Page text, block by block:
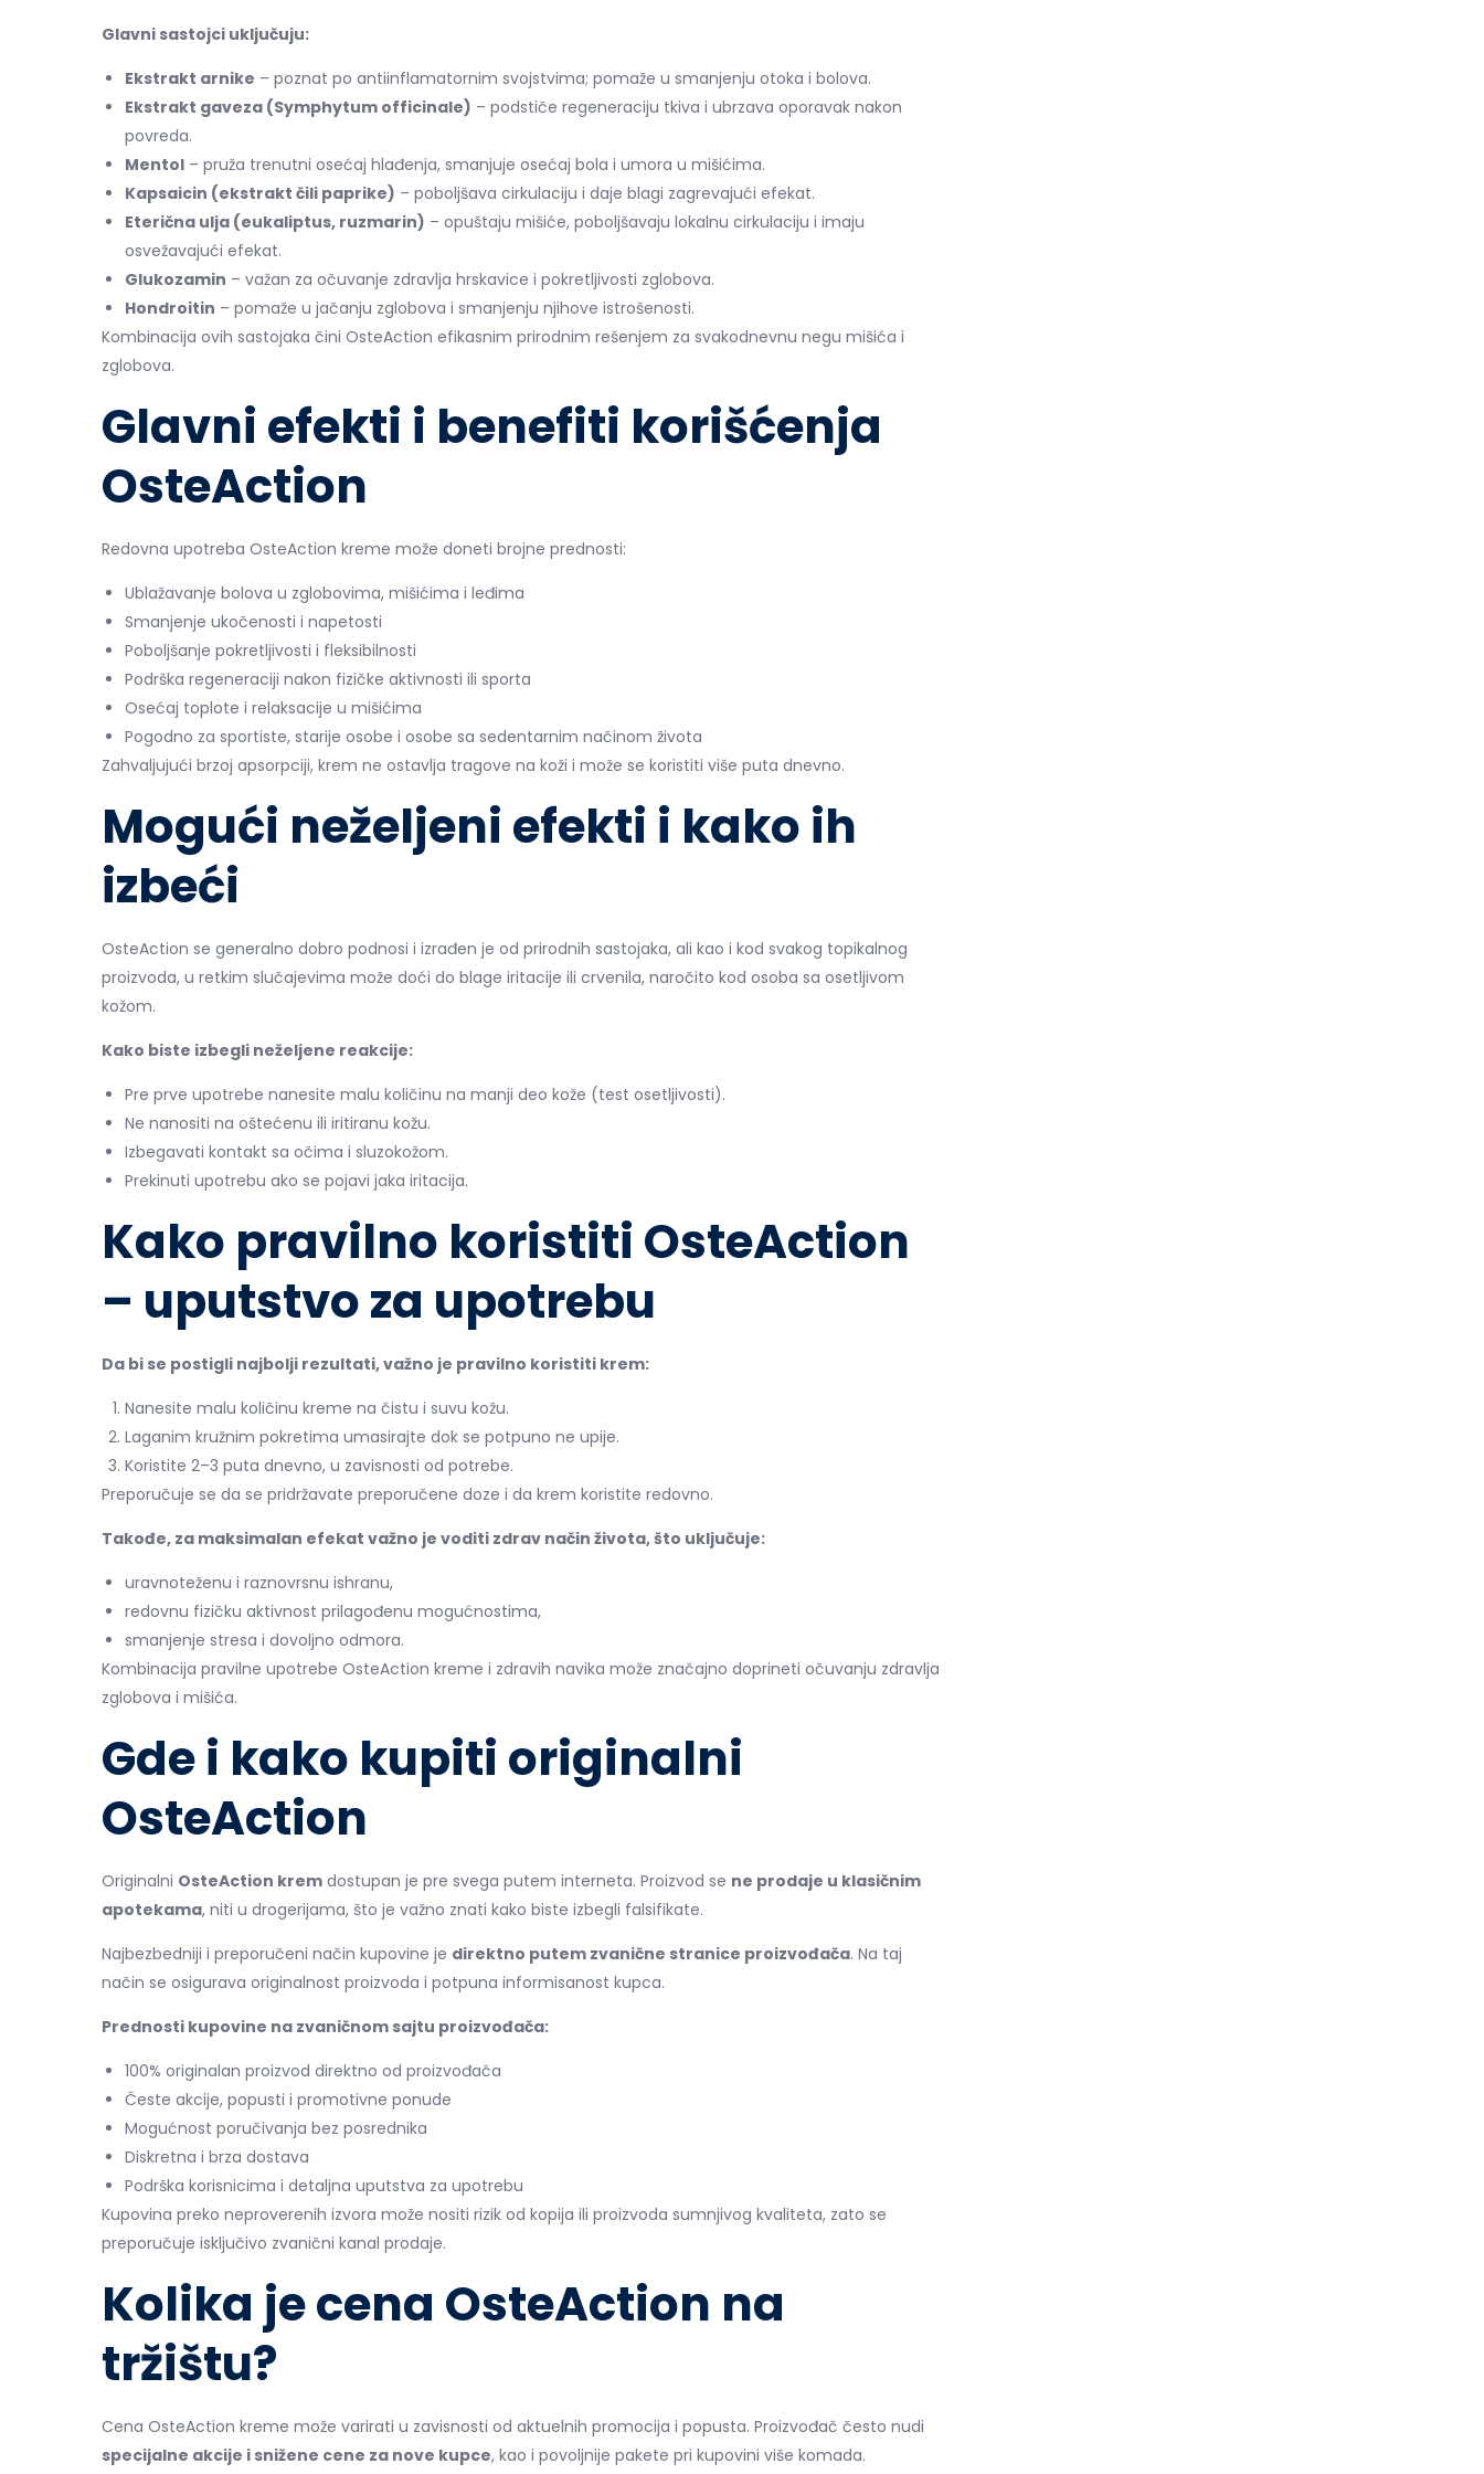
Glavni sastojci uključuju:
Ekstrakt arnike – poznat po antiinflamatornim svojstvima; pomaže u smanjenju otoka i bolova.
Ekstrakt gaveza (Symphytum officinale) – podstiče regeneraciju tkiva i ubrzava oporavak nakon
povreda.
Mentol – pruža trenutni osećaj hlađenja, smanjuje osećaj bola i umora u mišićima.
Kapsaicin (ekstrakt čili paprike) – poboljšava cirkulaciju i daje blagi zagrevajući efekat.
Eterična ulja (eukaliptus, ruzmarin) – opuštaju mišiće, poboljšavaju lokalnu cirkulaciju i imaju
osvežavajući efekat.
Glukozamin – važan za očuvanje zdravlja hrskavice i pokretljivosti zglobova.
Hondroitin – pomaže u jačanju zglobova i smanjenju njihove istrošenosti.
Kombinacija ovih sastojaka čini OsteAction efikasnim prirodnim rešenjem za svakodnevnu negu mišića i
zglobova.
Glavni efekti i benefiti korišćenja
OsteAction
Redovna upotreba OsteAction kreme može doneti brojne prednosti:
Ublažavanje bolova u zglobovima, mišićima i leđima
Smanjenje ukočenosti i napetosti
Poboljšanje pokretljivosti i fleksibilnosti
Podrška regeneraciji nakon fizičke aktivnosti ili sporta
Osećaj toplote i relaksacije u mišićima
Pogodno za sportiste, starije osobe i osobe sa sedentarnim načinom života
Zahvaljujući brzoj apsorpciji, krem ne ostavlja tragove na koži i može se koristiti više puta dnevno.
Mogući neželjeni efekti i kako ih
izbeći
OsteAction se generalno dobro podnosi i izrađen je od prirodnih sastojaka, ali kao i kod svakog topikalnog
proizvoda, u retkim slučajevima može doći do blage iritacije ili crvenila, naročito kod osoba sa osetljivom
kožom.
Kako biste izbegli neželjene reakcije:
Pre prve upotrebe nanesite malu količinu na manji deo kože (test osetljivosti).
Ne nanositi na oštećenu ili iritiranu kožu.
Izbegavati kontakt sa očima i sluzokožom.
Prekinuti upotrebu ako se pojavi jaka iritacija.
Kako pravilno koristiti OsteAction
– uputstvo za upotrebu
Da bi se postigli najbolji rezultati, važno je pravilno koristiti krem:
Nanesite malu količinu kreme na čistu i suvu kožu.
Laganim kružnim pokretima umasirajte dok se potpuno ne upije.
Koristite 2–3 puta dnevno, u zavisnosti od potrebe.
Preporučuje se da se pridržavate preporučene doze i da krem koristite redovno.
Takođe, za maksimalan efekat važno je voditi zdrav način života, što uključuje:
uravnoteženu i raznovrsnu ishranu,
redovnu fizičku aktivnost prilagođenu mogućnostima,
smanjenje stresa i dovoljno odmora.
Kombinacija pravilne upotrebe OsteAction kreme i zdravih navika može značajno doprineti očuvanju zdravlja
zglobova i mišića.
Gde i kako kupiti originalni
OsteAction
Originalni OsteAction krem dostupan je pre svega putem interneta. Proizvod se ne prodaje u klasičnim
apotekama, niti u drogerijama, što je važno znati kako biste izbegli falsifikate.
Najbezbedniji i preporučeni način kupovine je direktno putem zvanične stranice proizvođača. Na taj
način se osigurava originalnost proizvoda i potpuna informisanost kupca.
Prednosti kupovine na zvaničnom sajtu proizvođača:
100% originalan proizvod direktno od proizvođača
Česte akcije, popusti i promotivne ponude
Mogućnost poručivanja bez posrednika
Diskretna i brza dostava
Podrška korisnicima i detaljna uputstva za upotrebu
Kupovina preko neproverenih izvora može nositi rizik od kopija ili proizvoda sumnjivog kvaliteta, zato se
preporučuje isključivo zvanični kanal prodaje.
Kolika je cena OsteAction na
tržištu?
Cena OsteAction kreme može varirati u zavisnosti od aktuelnih promocija i popusta. Proizvođač često nudi
specijalne akcije i snižene cene za nove kupce, kao i povoljnije pakete pri kupovini više komada.